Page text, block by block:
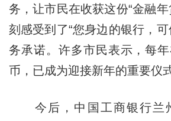
务，让市民在收获这份“金融
刻感受到了“您身边的银行，
务承诺。许多市民表示，每
币，已成为迎接新年的重要仪
今后，中国工商银行兰